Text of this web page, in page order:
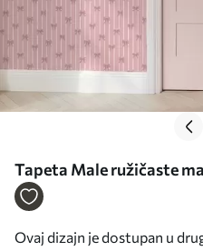
Tapeta Male ružičaste
prugastoj pozadini br.
Ovaj dizajn je dostupan u